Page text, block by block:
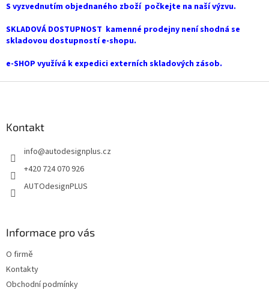
S vyzvednutím objednaného zboží počkejte na naší výzvu.
SKLADOVÁ DOSTUPNOST kamenné prodejny není shodná se
skladovou dostupností e-shopu.
e-SHOP využívá k expedici externích skladových zásob.
Kontakt
info@autodesignplus.cz
+420 724 070 926
AUTOdesignPLUS
Informace pro vás
O firmě
Kontakty
Obchodní podmínky